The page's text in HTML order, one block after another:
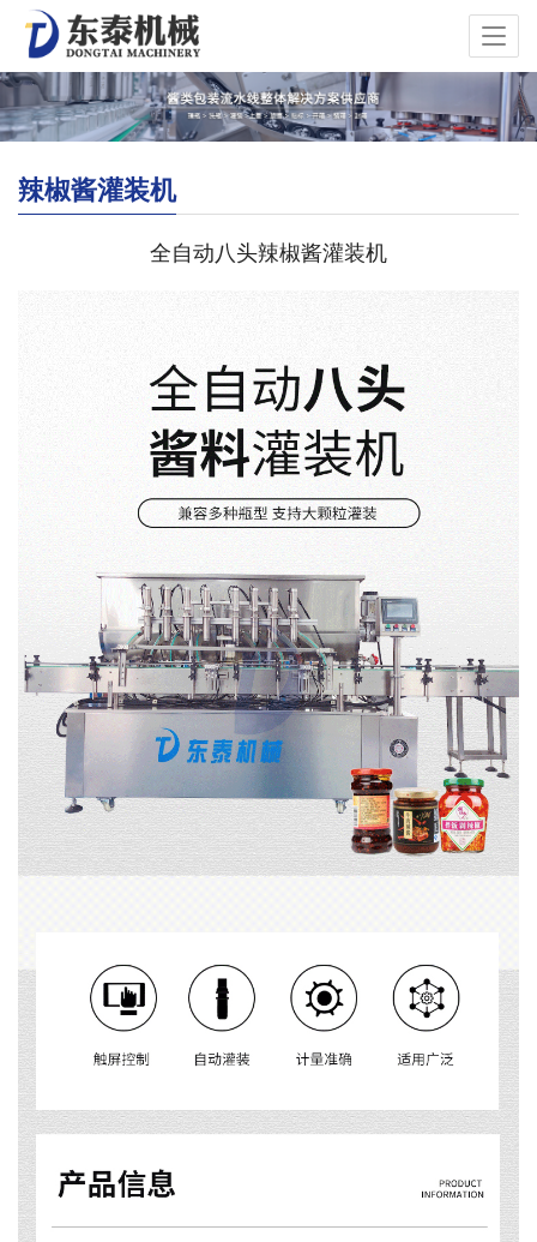
辣椒酱灌装机
全自动八头辣椒酱灌装机